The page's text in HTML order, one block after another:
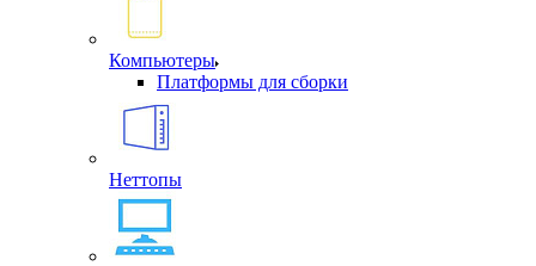
Компьютеры
Платформы для сборки
Неттопы